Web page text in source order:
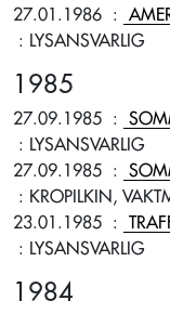
27.01.1986 :
: LYSANSVARLIG
1985
27.09.1985 :
: LYSANSVARLIG
27.09.1985 :
: KROPILKIN,
23.01.1985 :
: LYSANSVARLIG
1984